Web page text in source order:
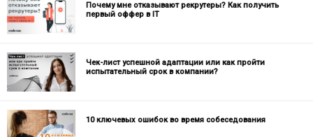
Почему мне отказывают рекрутеры? Как получить
первый оффер в IT
Чек-лист успешной адаптации или как пройти
испытательный срок в компании?
10 ключевых ошибок во время собеседования